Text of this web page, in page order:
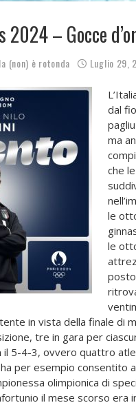
– Gocce
(non) è rotonda Luglio 29,
dal
ma
che
le
le
in vista della finale di
tre in gara per
il 5-4-3, ovvero quattro
per esempio consentito
olimpionica di
il mese scorso era